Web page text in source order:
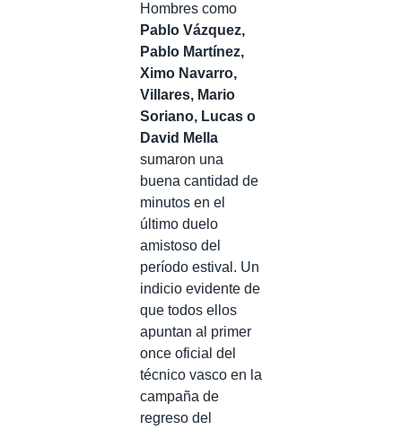
Hombres como
Pablo Vázquez,
Pablo Martínez,
Ximo Navarro,
Villares, Mario
Soriano, Lucas o
David Mella
sumaron una
buena cantidad de
minutos en el
último duelo
amistoso del
período estival. Un
indicio evidente de
que todos ellos
apuntan al primer
once oficial del
técnico vasco en la
campaña de
regreso del